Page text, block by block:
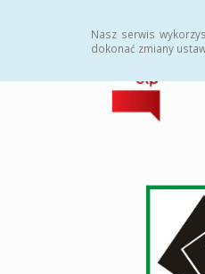
Nasz serwis
dokonać zmiany